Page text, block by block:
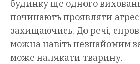
будинку ще одного
починають проявляти
захищаючись. До речі,
можна навіть незнайомим
може налякати тварину.